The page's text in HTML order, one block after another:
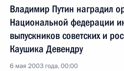
Владимир Путин наградил
Национальной федерации
выпускников советских и
Каушика Девендру
6 мая 2003 года, 00:00